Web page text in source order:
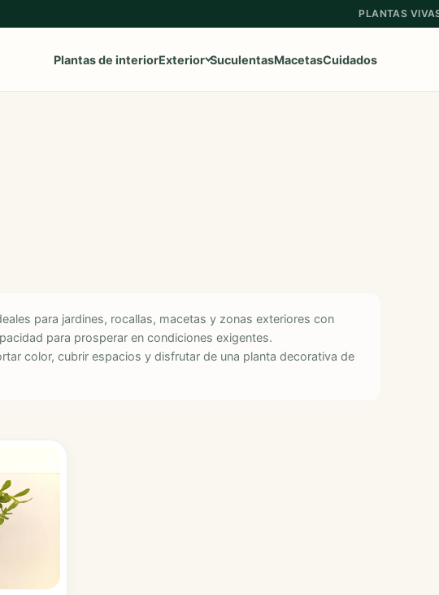
PLANTAS
Plantas de interiorExterior
Margaritas
Petunias
SuculentasMacetasCuidados
para jardines, rocallas, macetas y zonas exteriores con
para prosperar en condiciones exigentes.
color, cubrir espacios y disfrutar de una planta decorativa de